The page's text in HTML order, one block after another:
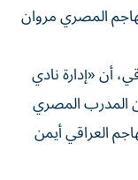
المصري مروان
أن «إدارة نادي
المدرب المصري
العراقي أيمن